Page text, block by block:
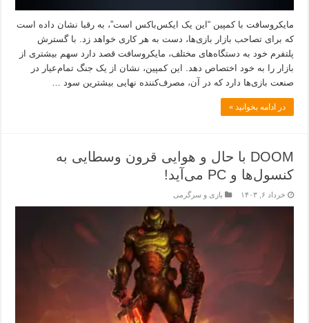
مایکروسافت با کمپین “این یک ایکس‌باکس است”، به رقبا نشان داده است
که برای تصاحب بازار بازی‌ها، دست به هر کاری خواهد زد. با گسترش
پلتفرم خود به دستگاه‌های مختلف، مایکروسافت قصد دارد سهم بیشتری از
بازار را به خود اختصاص دهد. این کمپین، نشان از یک جنگ تمام‌عیار در
صنعت بازی‌ها دارد که در آن، مصرف‌کننده نهایی بیشترین سود …
در ادامه بخوانید »
DOOM با حال و هوایی قرون وسطایی به
کنسول‌ها و PC می‌آید!
خرداد ۶, ۱۴۰۳ بازی و سرگرمی